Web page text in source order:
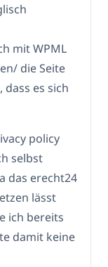
mit WPML
die Seite
es sich
policy
selbst
das erecht24
lässt
ich bereits
damit keine